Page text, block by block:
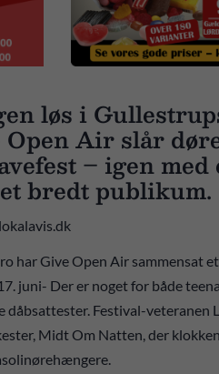
løs i
Air slår
– igen
bredt publikum.
har Give Open Air sammensat
juni- Der er noget for både
dåbsattester. Festival-veteranen
Midt Om Natten, der